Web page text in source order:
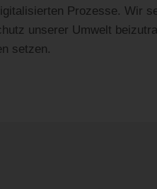
Prozesse. Wir
unserer Umwelt
setzen.